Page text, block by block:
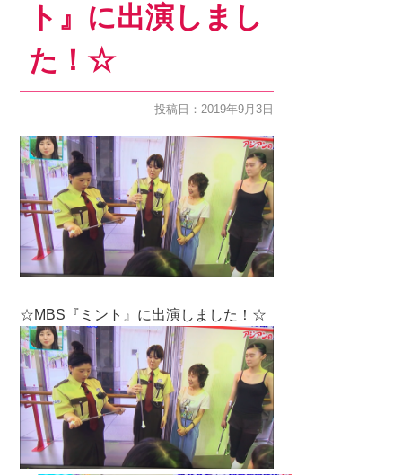
ト』に出演しまし
た！☆
投稿日：2019年9月3日
☆MBS『ミント』に出演しました！☆